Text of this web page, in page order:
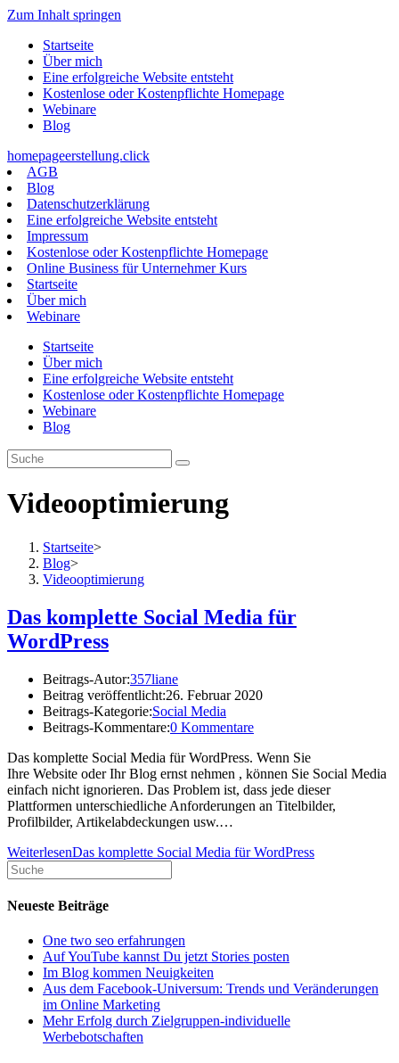
Zum Inhalt springen
Startseite
Über mich
Eine erfolgreiche Website entsteht
Kostenlose oder Kostenpflichte Homepage
Webinare
Blog
homepageerstellung.click
AGB
Blog
Datenschutzerklärung
Eine erfolgreiche Website entsteht
Impressum
Kostenlose oder Kostenpflichte Homepage
Online Business für Unternehmer Kurs
Startseite
Über mich
Webinare
Startseite
Über mich
Eine erfolgreiche Website entsteht
Kostenlose oder Kostenpflichte Homepage
Webinare
Blog
Videooptimierung
Startseite>
Blog>
Videooptimierung
Das komplette Social Media für
WordPress
Beitrags-Autor:357liane
Beitrag veröffentlicht:26. Februar 2020
Beitrags-Kategorie:Social Media
Beitrags-Kommentare:0 Kommentare
Das komplette Social Media für WordPress. Wenn Sie
Ihre Website oder Ihr Blog ernst nehmen , können Sie Social Media
einfach nicht ignorieren. Das Problem ist, dass jede dieser
Plattformen unterschiedliche Anforderungen an Titelbilder,
Profilbilder, Artikelabdeckungen usw.…
WeiterlesenDas komplette Social Media für WordPress
Neueste Beiträge
One two seo erfahrungen
Auf YouTube kannst Du jetzt Stories posten
Im Blog kommen Neuigkeiten
Aus dem Facebook-Universum: Trends und Veränderungen
im Online Marketing
Mehr Erfolg durch Zielgruppen-individuelle
Werbebotschaften